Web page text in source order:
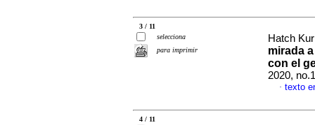
3 / 11
selecciona
para imprimir
Hatch
mirada
con el
2020,
· texto
4 / 11